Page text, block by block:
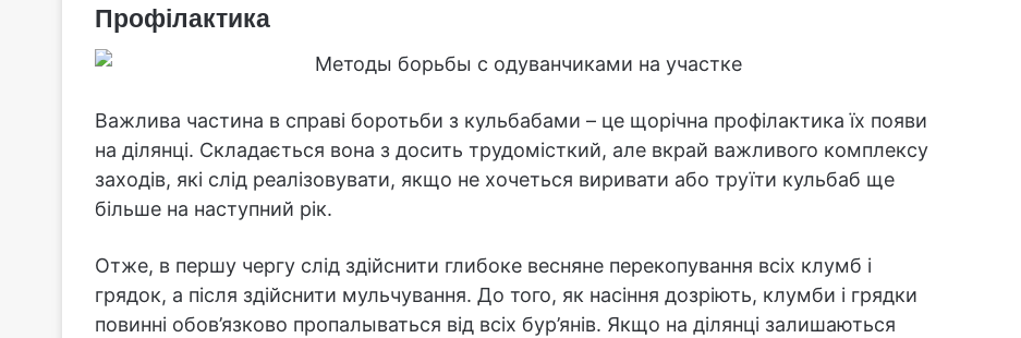
Профілактика
Важлива частина в справі боротьби з кульбабами – це щорічна профілактика їх появи
на ділянці. Складається вона з досить трудомісткий, але вкрай важливого комплексу
заходів, які слід реалізовувати, якщо не хочеться виривати або труїти кульбаб ще
більше на наступний рік.
Отже, в першу чергу слід здійснити глибоке весняне перекопування всіх клумб і
грядок, а після здійснити мульчування. До того, як насіння дозріють, клумби і грядки
повинні обов’язково пропалываться від всіх бур’янів. Якщо на ділянці залишаються